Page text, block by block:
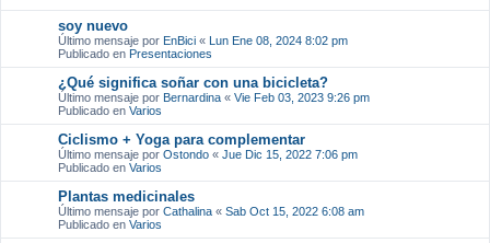
a
a
n
z
a
d
n
soy nuevo
Último mensaje por EnBici « Lun Ene 08, 2024 8:02 pm
Publicado en Presentaciones
¿Qué significa soñar con una bicicleta?
Último mensaje por Bernardina « Vie Feb 03, 2023 9:26 pm
Publicado en Varios
Ciclismo + Yoga para complementar
Último mensaje por Ostondo « Jue Dic 15, 2022 7:06 pm
Publicado en Varios
Plantas medicinales
Último mensaje por Cathalina « Sab Oct 15, 2022 6:08 am
Publicado en Varios